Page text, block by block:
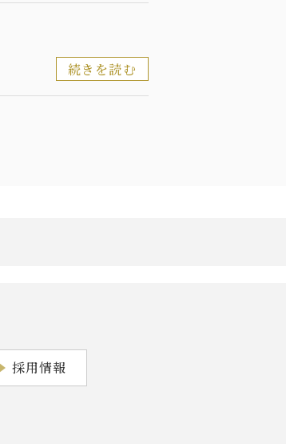
続きを読む
採用情報